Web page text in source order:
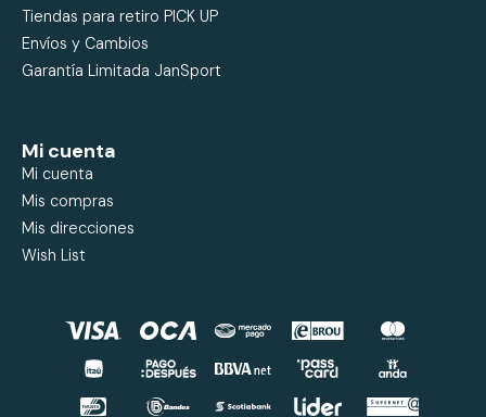
Tiendas para retiro PICK UP
Envíos y Cambios
Garantía Limitada JanSport
Mi cuenta
Mi cuenta
Mis compras
Mis direcciones
Wish List